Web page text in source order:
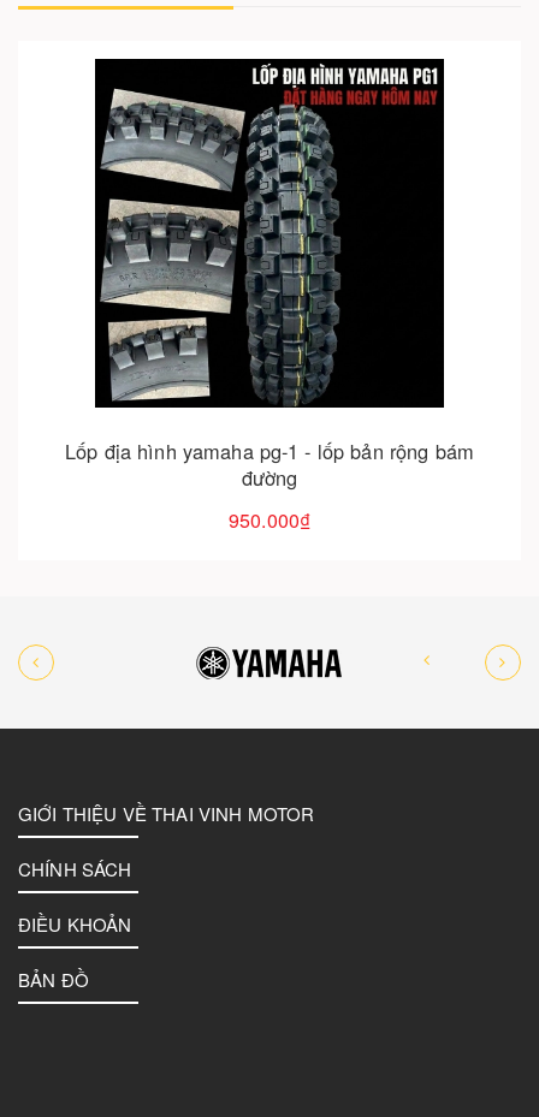
Lốp địa hình yamaha pg-1 - lốp bản rộng bám
đường
950.000₫
Cho vào giỏ hàng
GIỚI THIỆU VỀ THAI VINH MOTOR
CHÍNH SÁCH
ĐIỀU KHOẢN
BẢN ĐỒ